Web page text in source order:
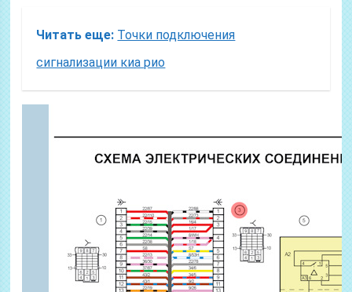
Читать еще: Точки подключения
сигнализации киа рио